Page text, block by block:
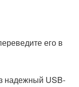
его в
надежный USB-